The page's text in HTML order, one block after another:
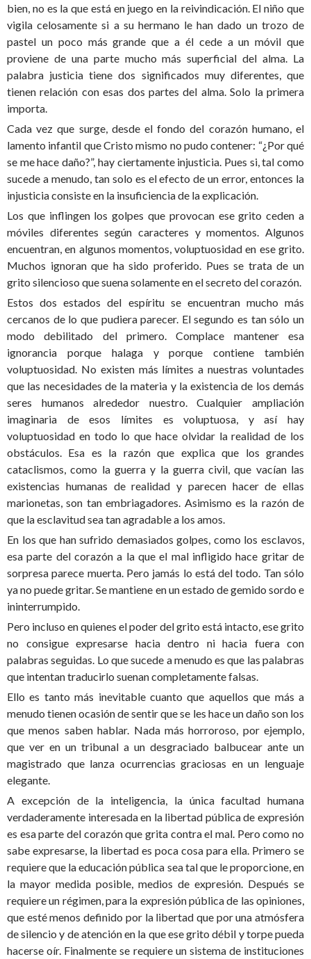
bien, no es la que está en juego en la reivindicación. El niño que
vigila celosamente si a su hermano le han dado un trozo de
pastel un poco más grande que a él cede a un móvil que
proviene de una parte mucho más superficial del alma. La
palabra justicia tiene dos significados muy diferentes, que
tienen relación con esas dos partes del alma. Solo la primera
importa.
Cada vez que surge, desde el fondo del corazón humano, el
lamento infantil que Cristo mismo no pudo contener: “¿Por qué
se me hace daño?”, hay ciertamente injusticia. Pues si, tal como
sucede a menudo, tan solo es el efecto de un error, entonces la
injusticia consiste en la insuficiencia de la explicación.
Los que inflingen los golpes que provocan ese grito ceden a
móviles diferentes según caracteres y momentos. Algunos
encuentran, en algunos momentos, voluptuosidad en ese grito.
Muchos ignoran que ha sido proferido. Pues se trata de un
grito silencioso que suena solamente en el secreto del corazón.
Estos dos estados del espíritu se encuentran mucho más
cercanos de lo que pudiera parecer. El segundo es tan sólo un
modo debilitado del primero. Complace mantener esa
ignorancia porque halaga y porque contiene también
voluptuosidad. No existen más límites a nuestras voluntades
que las necesidades de la materia y la existencia de los demás
seres humanos alrededor nuestro. Cualquier ampliación
imaginaria de esos límites es voluptuosa, y así hay
voluptuosidad en todo lo que hace olvidar la realidad de los
obstáculos. Esa es la razón que explica que los grandes
cataclismos, como la guerra y la guerra civil, que vacían las
existencias humanas de realidad y parecen hacer de ellas
marionetas, son tan embriagadores. Asimismo es la razón de
que la esclavitud sea tan agradable a los amos.
En los que han sufrido demasiados golpes, como los esclavos,
esa parte del corazón a la que el mal infligido hace gritar de
sorpresa parece muerta. Pero jamás lo está del todo. Tan sólo
ya no puede gritar. Se mantiene en un estado de gemido sordo e
ininterrumpido.
Pero incluso en quienes el poder del grito está intacto, ese grito
no consigue expresarse hacia dentro ni hacia fuera con
palabras seguidas. Lo que sucede a menudo es que las palabras
que intentan traducirlo suenan completamente falsas.
Ello es tanto más inevitable cuanto que aquellos que más a
menudo tienen ocasión de sentir que se les hace un daño son los
que menos saben hablar. Nada más horroroso, por ejemplo,
que ver en un tribunal a un desgraciado balbucear ante un
magistrado que lanza ocurrencias graciosas en un lenguaje
elegante.
A excepción de la inteligencia, la única facultad humana
verdaderamente interesada en la libertad pública de expresión
es esa parte del corazón que grita contra el mal. Pero como no
sabe expresarse, la libertad es poca cosa para ella. Primero se
requiere que la educación pública sea tal que le proporcione, en
la mayor medida posible, medios de expresión. Después se
requiere un régimen, para la expresión pública de las opiniones,
que esté menos definido por la libertad que por una atmósfera
de silencio y de atención en la que ese grito débil y torpe pueda
hacerse oír. Finalmente se requiere un sistema de instituciones